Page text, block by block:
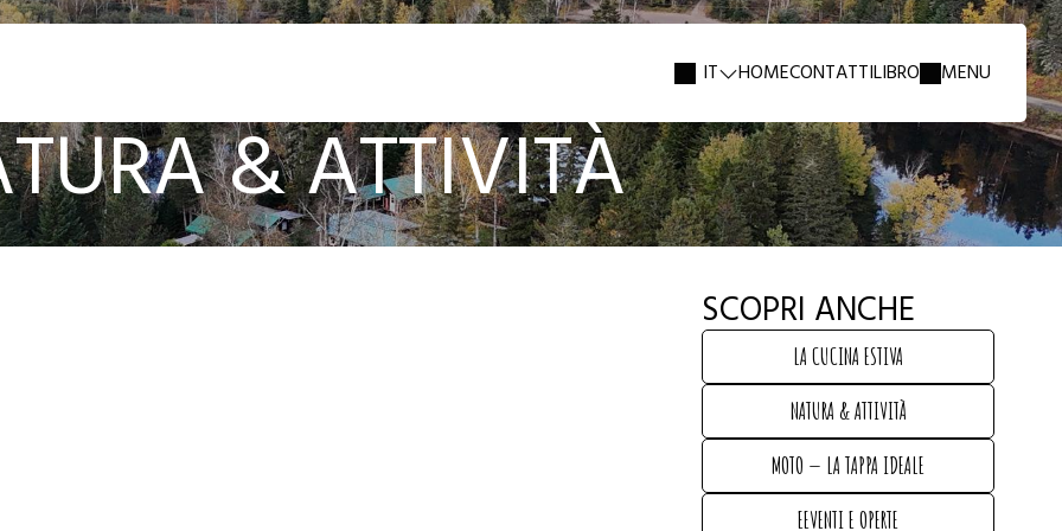
IT HOMECONTATTILIBRO MENU
& ATTIVITÀ
SCOPRI ANCHE
LA CUCINA ESTIVA
LA CUCINA ESTIVA
NATURA & ATTIVITÀ
NATURA & ATTIVITÀ
MOTO — LA TAPPA IDEALE
MOTO — LA TAPPA IDEALE
EEVENTI E OPERTE